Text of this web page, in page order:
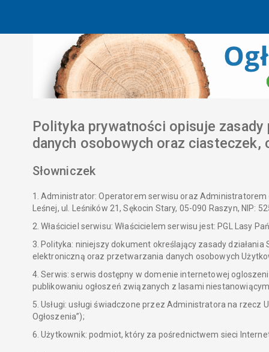
Polityka prywatności opisuje
danych osobowych oraz
Słowniczek
1. Administrator: Operatorem serwisu oraz
Leśnej, ul. Leśników 21, Sękocin Stary, 05-090 Raszyn, NIP:
2. Właściciel serwisu: Właścicielem serwisu jest: PGL Lasy
3. Polityka: niniejszy dokument określający zasady
elektroniczną oraz przetwarzania danych osobowych
4. Serwis: serwis dostępny w domenie internetowej
publikowaniu ogłoszeń związanych z lasami
5. Usługi: usługi świadczone przez Administratora na rzecz
Ogłoszenia”);
6. Użytkownik: podmiot, który za pośrednictwem sieci